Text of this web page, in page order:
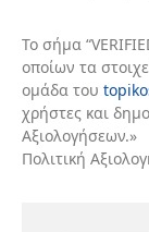
Το σήμα
οποίων τα
ομάδα του
χρήστες και
Αξιολογήσεων.»
Πολιτική